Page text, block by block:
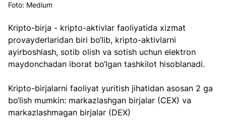
Foto: Medium
Kripto-birja - kripto-aktivlar faoliyatida xizmat
provayderlaridan biri bo‘lib, kripto-aktivlarni
ayirboshlash, sotib olish va sotish uchun elektron
maydonchadan iborat bo‘lgan tashkilot hisoblanadi.
Kripto-birjalarni faoliyat yuritish jihatidan asosan 2 ga
bo‘lish mumkin: markazlashgan birjalar (CEX) va
markazlashmagan birjalar (DEX)